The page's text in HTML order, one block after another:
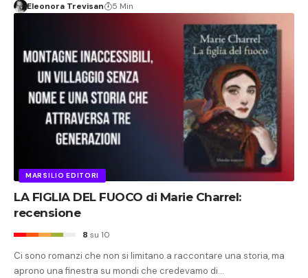
Eleonora Trevisan 5 Min
MARSILIO EDITORI
LA FIGLIA DEL FUOCO di Marie Charrel:
recensione
8 su 10
Ci sono romanzi che non si limitano a raccontare una storia, ma
aprono una finestra su mondi che credevamo di…